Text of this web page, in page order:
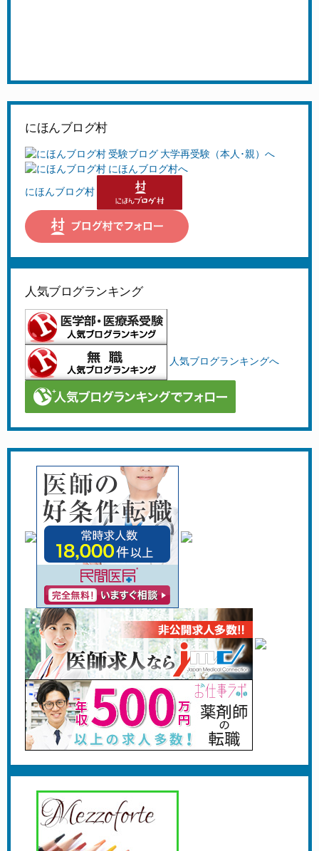
にほんブログ村
にほんブログ村
人気ブログランキング
人気ブログランキングへ